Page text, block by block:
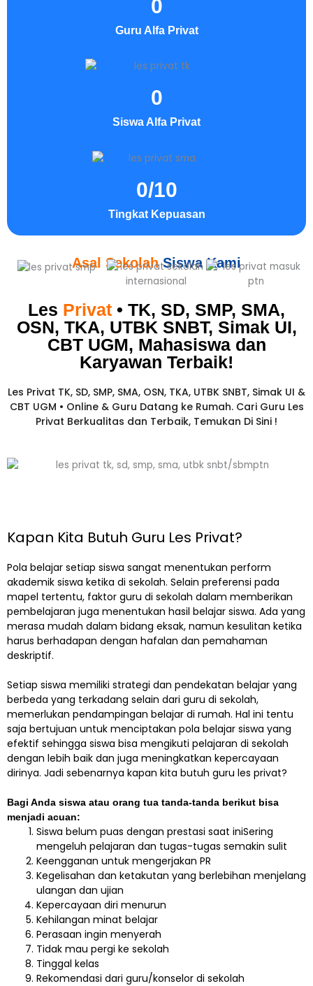
Guru Alfa Privat
0
Siswa Alfa Privat
0
Tingkat Kepuasan
0/10
Asal Sekolah Siswa Kami
Les Privat • TK, SD, SMP, SMA,
OSN, TKA, UTBK SNBT, Simak UI,
CBT UGM, Mahasiswa dan
Karyawan Terbaik!​
Les Privat TK, SD, SMP, SMA, OSN, TKA, UTBK SNBT, Simak UI &
CBT UGM • Online & Guru Datang ke Rumah. Cari Guru Les
Privat Berkualitas dan Terbaik, Temukan Di Sini !
Kapan Kita Butuh Guru Les Privat?
Pola belajar setiap siswa sangat menentukan perform
akademik siswa ketika di sekolah. Selain preferensi pada
mapel tertentu, faktor guru di sekolah dalam memberikan
pembelajaran juga menentukan hasil belajar siswa. Ada yang
merasa mudah dalam bidang eksak, namun kesulitan ketika
harus berhadapan dengan hafalan dan pemahaman
deskriptif.
Setiap siswa memiliki strategi dan pendekatan belajar yang
berbeda yang terkadang selain dari guru di sekolah,
memerlukan pendampingan belajar di rumah. Hal ini tentu
saja bertujuan untuk menciptakan pola belajar siswa yang
efektif sehingga siswa bisa mengikuti pelajaran di sekolah
dengan lebih baik dan juga meningkatkan kepercayaan
dirinya. Jadi sebenarnya kapan kita butuh guru les privat?
Bagi Anda siswa atau orang tua tanda-tanda berikut bisa
menjadi acuan:
Siswa belum puas dengan prestasi saat iniSering
mengeluh pelajaran dan tugas-tugas semakin sulit
Keengganan untuk mengerjakan PR
Kegelisahan dan ketakutan yang berlebihan menjelang
ulangan dan ujian
Kepercayaan diri menurun
Kehilangan minat belajar
Perasaan ingin menyerah
Tidak mau pergi ke sekolah
Tinggal kelas
Rekomendasi dari guru/konselor di sekolah